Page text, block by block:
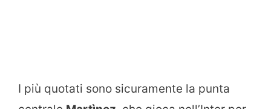
I più quotati sono sicuramente la punta